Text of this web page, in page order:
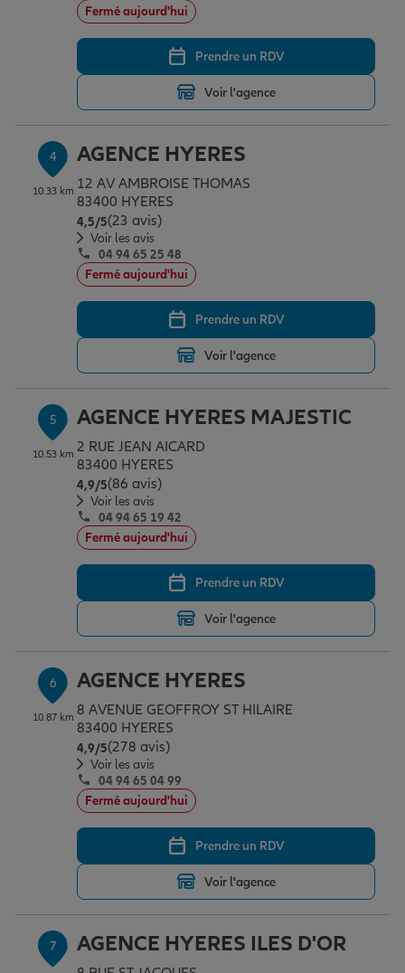
Retraite
Tous nos devis d'assurance
Fermé aujourd'hui
Prendre un RDV
Voir l'agence
4
10.33 km
AGENCE HYERES
12 AV AMBROISE THOMAS
83400 HYERES
4,5/5Note de 4.5 sur 5
(23 avis)
Voir les avis
04 94 65 25 48
Fermé aujourd'hui
Prendre un RDV
Voir l'agence
5
10.53 km
AGENCE HYERES MAJESTIC
2 RUE JEAN AICARD
83400 HYERES
4,9/5Note de 4.9 sur 5
(86 avis)
Voir les avis
04 94 65 19 42
Fermé aujourd'hui
Prendre un RDV
Voir l'agence
6
10.87 km
AGENCE HYERES
8 AVENUE GEOFFROY ST HILAIRE
83400 HYERES
4,9/5Note de 4.9 sur 5
(278 avis)
Voir les avis
04 94 65 04 99
Fermé aujourd'hui
Prendre un RDV
Voir l'agence
7 AGENCE HYERES ILES D'OR